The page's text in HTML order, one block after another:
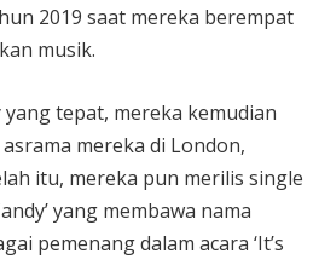
2019 saat mereka berempat
musik.
tepat, mereka kemudian
mereka di London,
itu, mereka pun merilis single
yang membawa nama
pemenang dalam acara ‘It’s